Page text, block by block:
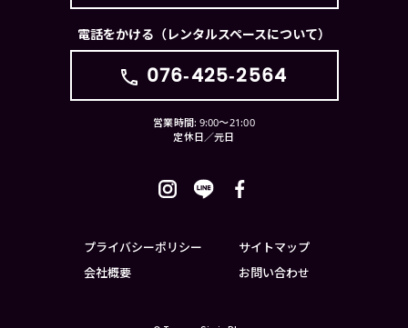
電話をかける（レンタルスペースについて）
076-425-2564
営業時間: 9:00〜21:00
定休日／元日
プライバシーポリシー
サイトマップ
会社概要
お問い合わせ